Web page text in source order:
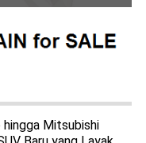
hingga Mitsubishi